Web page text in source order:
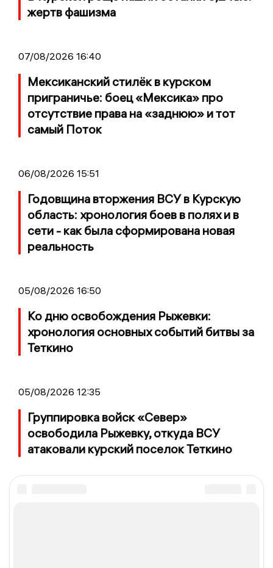
жертв фашизма
07/08/2026 16:40
Мексиканский стилёк в курском
приграничье: боец «Мексика» про
отсутствие права на «заднюю» и тот
самый Поток
06/08/2026 15:51
Годовщина вторжения ВСУ в Курскую
область: хронология боев в полях и в
сети - как была сформирована новая
реальность
05/08/2026 16:50
Ко дню освобождения Рыжевки:
хронология основных событий битвы за
Теткино
05/08/2026 12:35
Группировка войск «Север»
освободила Рыжевку, откуда ВСУ
атаковали курский поселок Теткино